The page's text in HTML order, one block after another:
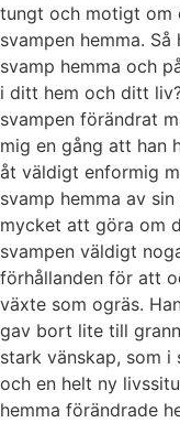
tungt och motigt om
svampen hemma.
svamp hemma och
i ditt hem och ditt
svampen förändrat
mig en gång att han
åt väldigt enformig
svamp hemma av
mycket att göra om
svampen väldigt
förhållanden för att
växte som ogräs.
gav bort lite till
stark vänskap, som
och en helt ny
hemma förändrade